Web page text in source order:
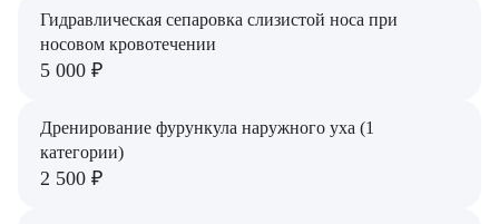
Гидравлическая сепаровка слизистой носа при
носовом кровотечении
5 000 ₽
Дренирование фурункула наружного уха (1
категории)
2 500 ₽